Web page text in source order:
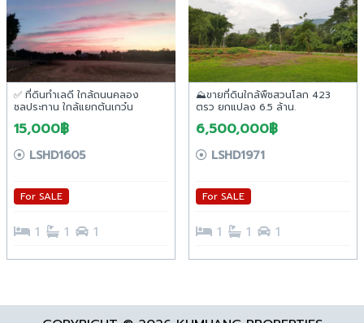
✅ ที่ดินทำเลดี ใกล้ถนนคลอง
ชลประทาน ใกล้แยกต้นเกว๋น
อ.หางดง จ.เชียงใหม่
15,000฿
LSHD1605
For SALE
1 1 1
⛰ขายที่ดินใกล้พืชสวนโลก 423
ตรว ยกแปลง 6.5 ล้าน.
6,500,000฿
LSHD1971
For SALE
1 1 1